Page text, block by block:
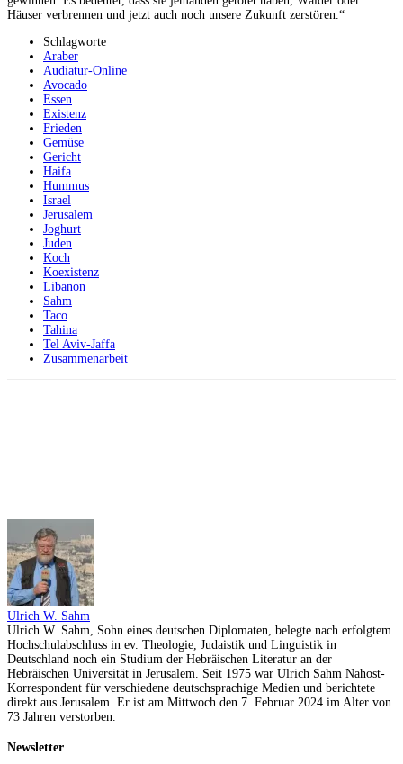
Häuser verbrennen und jetzt auch noch unsere Zukunft zerstören.“
Schlagworte
Araber
Audiatur-Online
Avocado
Essen
Existenz
Frieden
Gemüse
Gericht
Haifa
Hummus
Israel
Jerusalem
Joghurt
Juden
Koch
Koexistenz
Libanon
Sahm
Taco
Tahina
Tel Aviv-Jaffa
Zusammenarbeit
Ulrich W. Sahm
Ulrich W. Sahm, Sohn eines deutschen Diplomaten, belegte nach erfolgtem
Hochschulabschluss in ev. Theologie, Judaistik und Linguistik in
Deutschland noch ein Studium der Hebräischen Literatur an der
Hebräischen Universität in Jerusalem. Seit 1975 war Ulrich Sahm Nahost-
Korrespondent für verschiedene deutschsprachige Medien und berichtete
direkt aus Jerusalem. Er ist am Mittwoch den 7. Februar 2024 im Alter von
73 Jahren verstorben.
Newsletter